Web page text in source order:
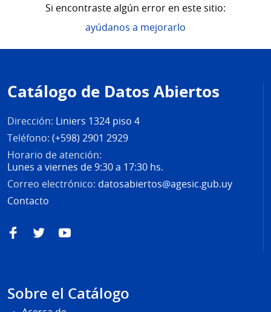
Si encontraste algún error en este sitio:
ayúdanos a mejorarlo
de
página
Catálogo de Datos Abiertos
Dirección: Liniers 1324 piso 4
Teléfono: (+598) 2901 2929
Horario de atención:
Lunes a viernes de 9:30 a 17:30 hs.
Correo electrónico: datosabiertos@agesic.gub.uy
Contacto
FacebookTwitterYouTube
Sobre el Catálogo